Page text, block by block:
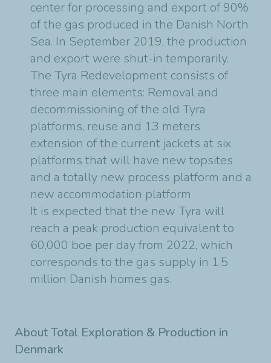
center for processing and export of 90%
of the gas produced in the Danish North
Sea. In September 2019, the production
and export were shut-in temporarily.
The Tyra Redevelopment consists of
three main elements: Removal and
decommissioning of the old Tyra
platforms, reuse and 13 meters
extension of the current jackets at six
platforms that will have new topsites
and a totally new process platform and a
new accommodation platform.
It is expected that the new Tyra will
reach a peak production equivalent to
60,000 boe per day from 2022, which
corresponds to the gas supply in 1.5
million Danish homes gas.
About Total Exploration & Production in
Denmark